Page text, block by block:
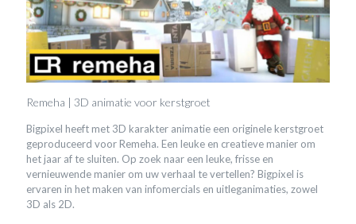
Remeha | 3D animatie voor kerstgroet
Bigpixel heeft met 3D karakter animatie een originele kerstgroet
geproduceerd voor Remeha. Een leuke en creatieve manier om
het jaar af te sluiten. Op zoek naar een leuke, frisse en
vernieuwende manier om uw verhaal te vertellen? Bigpixel is
ervaren in het maken van infomercials en uitleganimaties, zowel
3D als 2D.